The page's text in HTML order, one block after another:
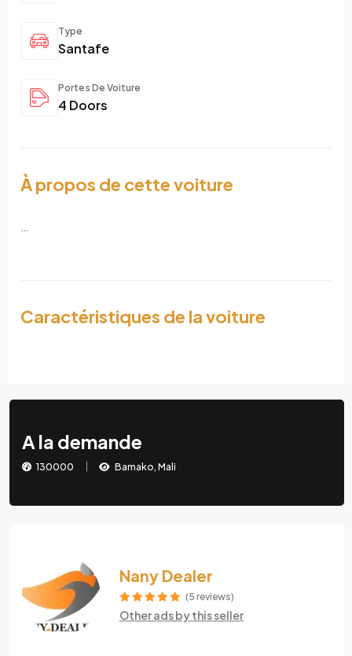
Type
Santafe
Portes De Voiture
4 Doors
À propos de cette voiture
…
Caractéristiques de la voiture
A la demande
130000 Bamako, Mali
Nany Dealer
(5 reviews)
Other ads by this seller